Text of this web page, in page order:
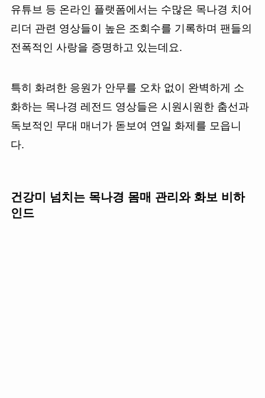
유튜브 등 온라인 플랫폼에서는 수많은 목나경 치어
리더 관련 영상들이 높은 조회수를 기록하며 팬들의
전폭적인 사랑을 증명하고 있는데요.
특히 화려한 응원가 안무를 오차 없이 완벽하게 소
화하는 목나경 레전드 영상들은 시원시원한 춤선과
독보적인 무대 매너가 돋보여 연일 화제를 모읍니
다.
건강미 넘치는 목나경 몸매 관리와 화보 비하
인드